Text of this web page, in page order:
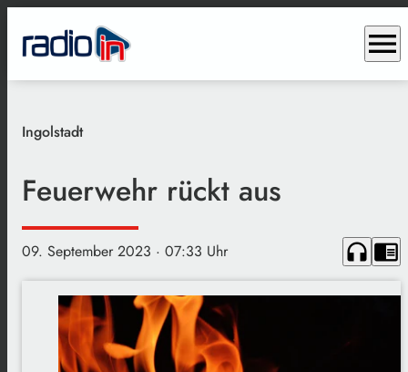
menu
Ingolstadt
Feuerwehr rückt aus
09. September 2023 · 07:33 Uhr headphones chrome_reader_mode